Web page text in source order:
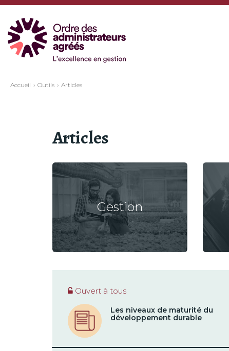
Accueil Outils Articles
Articles
Gestion
Ouvert à tous
Les niveaux de maturité du
développement durable